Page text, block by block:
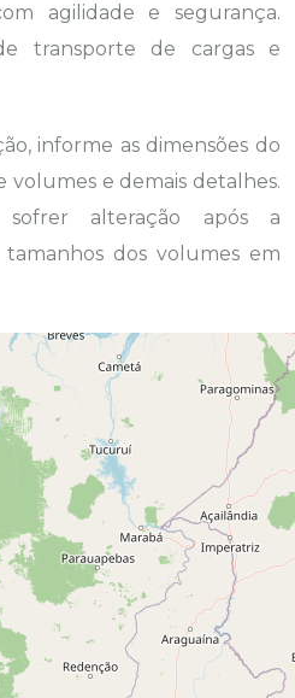
agilidade e segurança.
transporte de cargas e
informe as dimensões do
volumes e demais detalhes.
alteração após a
dos volumes em